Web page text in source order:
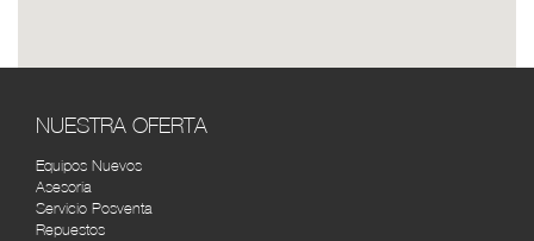
(REPUESTOS) BOGOTÁ
AUTOMERCANTIL DEL CARIBE
BARRANQUILLA
NUESTRA OFERTA
Equipos Nuevos
Asesoría
Servicio Posventa
Repuestos